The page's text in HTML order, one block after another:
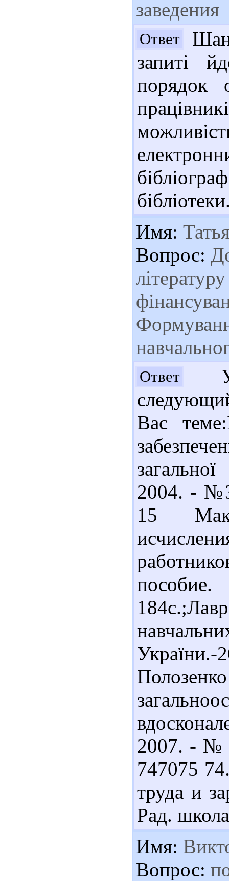
заведения
Ответ
запиті
порядок
Имя:
Вопрос:
Ответ
Вас
2004. -
15
2007. - №
747075
труда и
Рад.
Имя:
Вопрос: